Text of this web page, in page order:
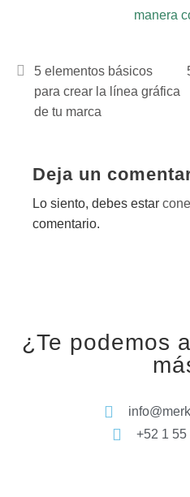
manera
5 elementos básicos
para crear la línea gráfica
de tu marca
Deja un
Lo siento, debes estar
comentario.
¿Te podemos
+52 1